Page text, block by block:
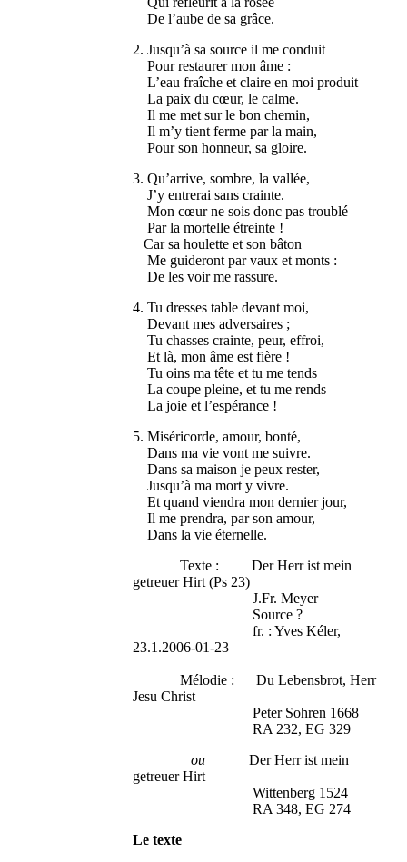
De l’aube de sa grâce.
2. Jusqu’à sa source il me conduit
Pour restaurer mon âme :
L’eau fraîche et claire en moi produit
La paix du cœur, le calme.
Il me met sur le bon chemin,
Il m’y tient ferme par la main,
Pour son honneur, sa gloire.
3. Qu’arrive, sombre, la vallée,
J’y entrerai sans crainte.
Mon cœur ne sois donc pas troublé
Par la mortelle étreinte !
Car sa houlette et son bâton
Me guideront par vaux et monts :
De les voir me rassure.
4. Tu dresses table devant moi,
Devant mes adversaires ;
Tu chasses crainte, peur, effroi,
Et là, mon âme est fière !
Tu oins ma tête et tu me tends
La coupe pleine, et tu me rends
La joie et l’espérance !
5. Miséricorde, amour, bonté,
Dans ma vie vont me suivre.
Dans sa maison je peux rester,
Jusqu’à ma mort y vivre.
Et quand viendra mon dernier jour,
Il me prendra, par son amour,
Dans la vie éternelle.
Texte : Der Herr ist mein
getreuer Hirt (Ps 23)
J.Fr. Meyer
Source ?
fr. : Yves Kéler,
23.1.2006-01-23
Mélodie : Du Lebensbrot, Herr
Jesu Christ
Peter Sohren 1668
RA 232, EG 329
ou Der Herr ist mein
getreuer Hirt
Wittenberg 1524
RA 348, EG 274
Le texte